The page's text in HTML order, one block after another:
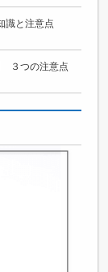
識と注意点
３つの注意点